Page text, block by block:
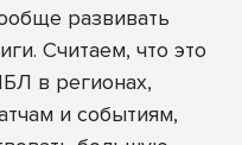
развивать
Считаем, что это
в регионах,
и событиям,